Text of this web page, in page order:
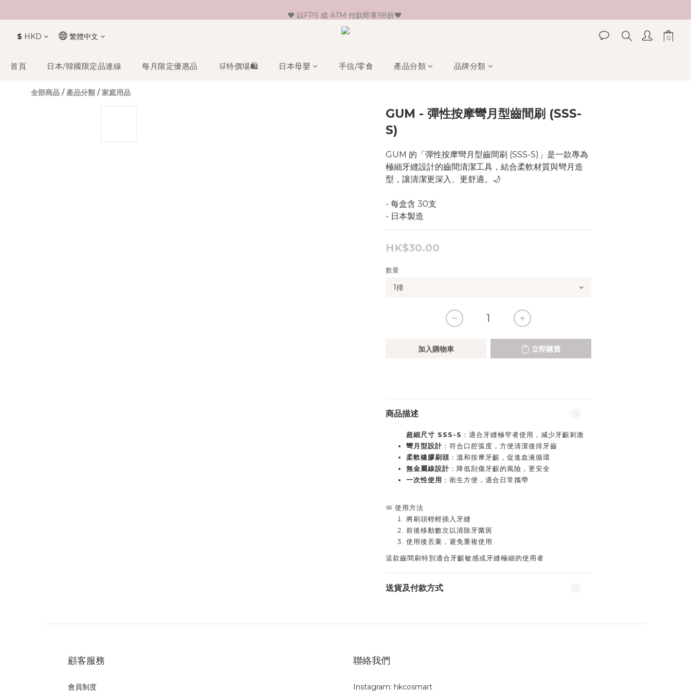
♥ 新會員登記即送HK$30 現金卷♥
♥ 以FPS 或 ATM 付款即享98折♥
♥ 單一消費折實價滿$399或以上即免運費♥
$ HKD 繁體中文
首頁 日本/韓國限定品連線 每月限定優惠品 🛒特價場🛍️ 日本母嬰 手信/零食 產品分類 品牌分類
全部商品 / 產品分類 /家庭用品
GUM - 彈性按摩彎月型齒間刷 (SSS-
S)
GUM 的「彈性按摩彎月型齒間刷 (SSS-S)」是一款專為
極細牙縫設計的齒間清潔工具，結合柔軟材質與彎月造
型，讓清潔更深入、更舒適。🌙
- 每盒含 30支
- 日本製造
HK$30.00
數量
加入購物車 立即購買
商品描述
超細尺寸 SSS-S ：適合牙縫極窄者使用，減少牙齦刺激
彎月型設計：符合口腔弧度，方便清潔後排牙齒
柔軟橡膠刷頭 ：溫和按摩牙齦，促進血液循環
無金屬線設計：降低刮傷牙齦的風險，更安全
一次性使用 ：衛生方便，適合日常攜帶
🧼 使用方法
將刷頭輕輕插入牙縫
前後移動數次以清除牙菌斑
使用後丟棄，避免重複使用
這款齒間刷特別適合牙齦敏感或牙縫極細的使用者
送貨及付款方式
顧客服務
會員制度
聯絡我們
Instagram: hkcosmart